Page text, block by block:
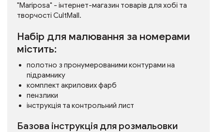
"Mariposa" - інтернет-магазин товарів для хобі та
творчості CultMall.
Набір для малювання за номерами
містить:
полотно з пронумерованими контурами на
підрамнику
комплект акрилових фарб
пензлики
інструкція та контрольний лист
Базова інструкція для розмальовки